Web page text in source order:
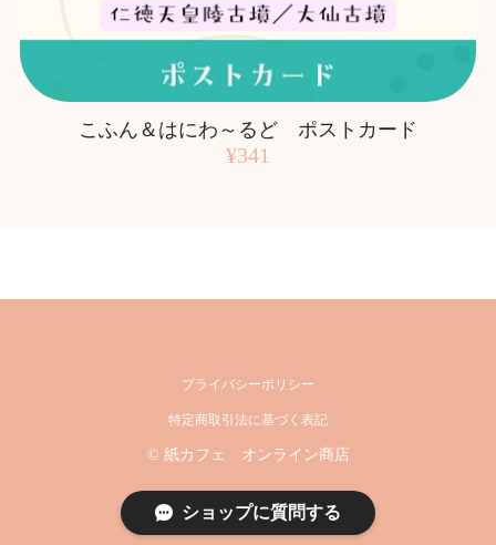
こふん＆はにわ～るど ポストカード
¥341
プライバシーポリシー
特定商取引法に基づく表記
© 紙カフェ オンライン商店
ショップに質問する